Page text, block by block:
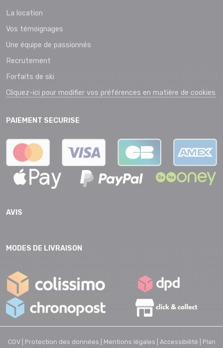
La location
Vos témoignages
Une équipe de passionnés
Recrutement
Forfaits de ski
Cliquez-ici pour modifier vos préférences en matière de cookies
PAIEMENT SECURISE
AVIS
MODES DE LIVRAISON
CGV | Protection des données | Mentions légales | Accessibilité | Plan